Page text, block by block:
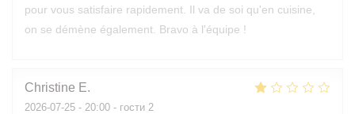
pour vous satisfaire rapidement. Il va de soi qu'en cuisine,
on se démène également. Bravo à l'équipe !
Christine E
2026-07-25 - 20:00 - гости 2